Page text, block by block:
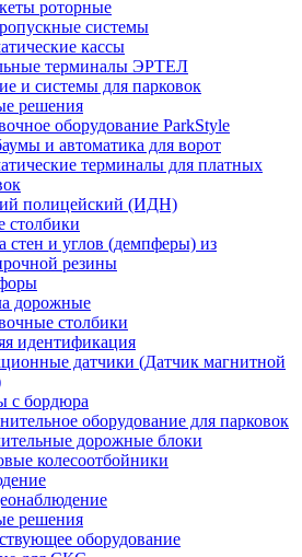
роторные
системы
кассы
терминалы ЭРТЕЛ
и системы для парковок
решения
оборудование ParkStyle
и автоматика для ворот
терминалы для платных
полицейский (ИДН)
столбики
стен и углов (демпферы) из
резины
дорожные
столбики
идентификация
датчики (Датчик магнитной
с бордюра
оборудование для парковок
дорожные блоки
колесоотбойники
решения
оборудование